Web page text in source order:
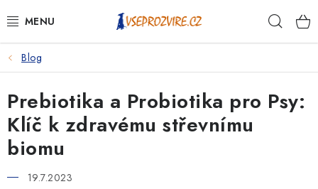
na
PSI
KOČKY
KONĚ
ANTIPARAZITIKA
Blog
Prebiotika a Probiotika pro Psy:
Klíč k zdravému střevnímu
biomu
19.7.2023